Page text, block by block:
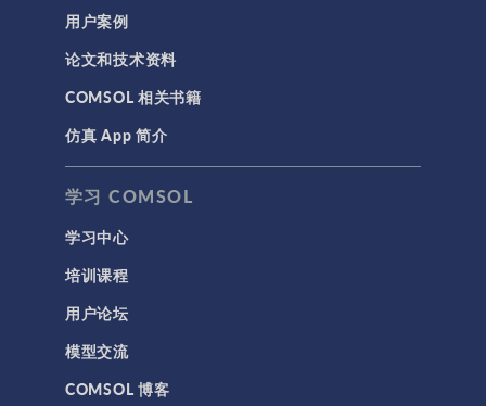
科学新闻
结构 & 声学
MEMS & 压电器件
声学与振动
岩土力学
材料模型
结构力学
结构动力学
API
代理模型
用户案例
论文和技术资料
COMSOL 相关书籍
仿真 App 简介
学习 COMSOL
学习中心
培训课程
用户论坛
模型交流
COMSOL 博客